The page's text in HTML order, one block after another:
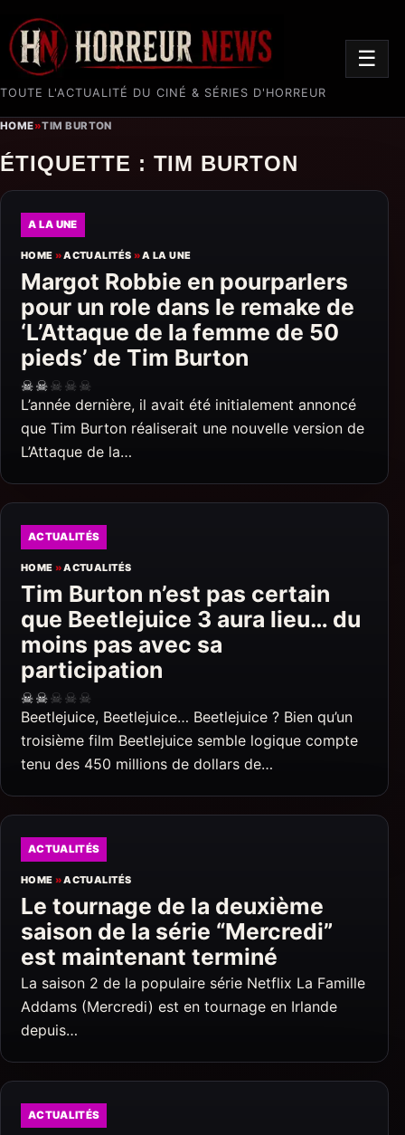
TOUTE L'ACTUALITÉ DU CINÉ & SÉRIES D'HORREUR
☰
HOME»TIM BURTON
ÉTIQUETTE : TIM BURTON
A LA UNE
HOME »ACTUALITÉS »A LA UNE
Margot Robbie en pourparlers
pour un role dans le remake de
‘L’Attaque de la femme de 50
pieds’ de Tim Burton
☠☠☠ ☠ ☠
L’année dernière, il avait été initialement annoncé
que Tim Burton réaliserait une nouvelle version de
L’Attaque de la…
ACTUALITÉS
HOME »ACTUALITÉS
Tim Burton n’est pas certain
que Beetlejuice 3 aura lieu… du
moins pas avec sa
participation
☠☠☠ ☠ ☠
Beetlejuice, Beetlejuice… Beetlejuice ? Bien qu’un
troisième film Beetlejuice semble logique compte
tenu des 450 millions de dollars de…
ACTUALITÉS
HOME »ACTUALITÉS
Le tournage de la deuxième
saison de la série “Mercredi”
est maintenant terminé
La saison 2 de la populaire série Netflix La Famille
Addams (Mercredi) est en tournage en Irlande
depuis…
ACTUALITÉS